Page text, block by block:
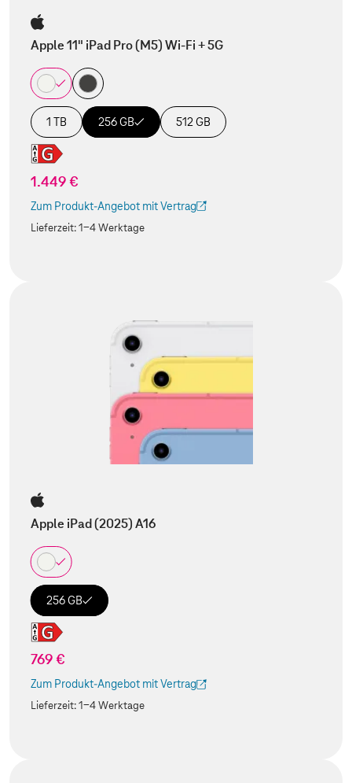
Apple 11" iPad Pro (M5) Wi-Fi + 5G
1 TB 256 GB 512 GB
1.449 €
Zum Produkt-Angebot mit Vertrag
(Der Link wird in einem neuen Tab geöffnet)
Lieferzeit:1-4 Werktage
Apple iPad (2025) A16
256 GB
769 €
Zum Produkt-Angebot mit Vertrag
(Der Link wird in einem neuen Tab geöffnet)
Lieferzeit:1-4 Werktage